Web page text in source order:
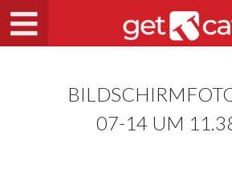
07-14 UM